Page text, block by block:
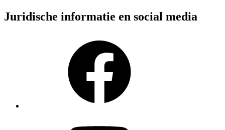
Juridische informatie en social media